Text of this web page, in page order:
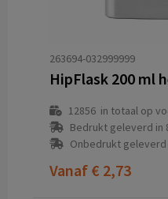
263694-032999999
HipFlask 200 ml
12856in totaal op
Bedrukt geleverd in
Onbedrukt geleverd
Vanaf € 2,73